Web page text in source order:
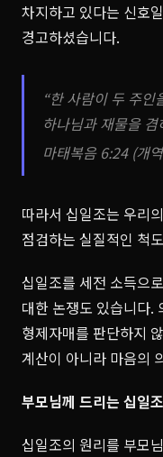
차지하고 있다는 신호
경고하셨습니다.
“한 사람이 두 주
하나님과 재물을
마태복음 6:24 (개
따라서 십일조는 우리
점검하는 실질적인 척
십일조를 세전 소득으
대한 논쟁도 있습니다.
형제자매를 판단하지
계산이 아니라 마음의
부모님께 드리는 십일
십일조의 원리를 부모